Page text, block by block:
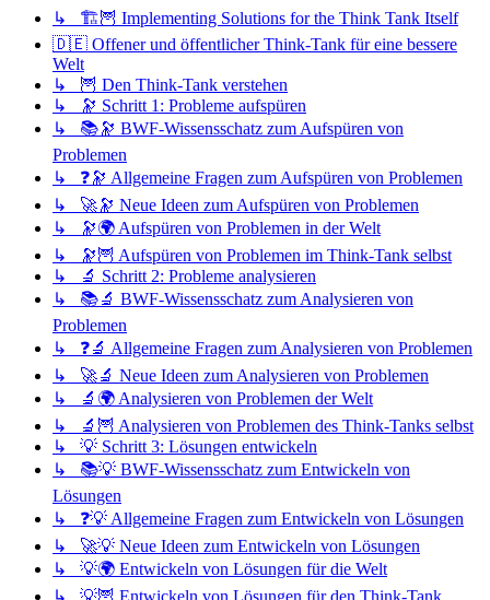
↳ 🏗️🦉 Implementing Solutions for the Think Tank Itself
🇩🇪 Offener und öffentlicher Think-Tank für eine bessere
Welt
↳ 🦉 Den Think-Tank verstehen
↳ 🔭 Schritt 1: Probleme aufspüren
↳ 📚🔭 BWF-Wissensschatz zum Aufspüren von
Problemen
↳ ❓🔭 Allgemeine Fragen zum Aufspüren von Problemen
↳ 🚀🔭 Neue Ideen zum Aufspüren von Problemen
↳ 🔭🌍 Aufspüren von Problemen in der Welt
↳ 🔭🦉 Aufspüren von Problemen im Think-Tank selbst
↳ 🔬 Schritt 2: Probleme analysieren
↳ 📚🔬 BWF-Wissensschatz zum Analysieren von
Problemen
↳ ❓🔬 Allgemeine Fragen zum Analysieren von Problemen
↳ 🚀🔬 Neue Ideen zum Analysieren von Problemen
↳ 🔬🌍 Analysieren von Problemen der Welt
↳ 🔬🦉 Analysieren von Problemen des Think-Tanks selbst
↳ 💡 Schritt 3: Lösungen entwickeln
↳ 📚💡 BWF-Wissensschatz zum Entwickeln von
Lösungen
↳ ❓💡 Allgemeine Fragen zum Entwickeln von Lösungen
↳ 🚀💡 Neue Ideen zum Entwickeln von Lösungen
↳ 💡🌍 Entwickeln von Lösungen für die Welt